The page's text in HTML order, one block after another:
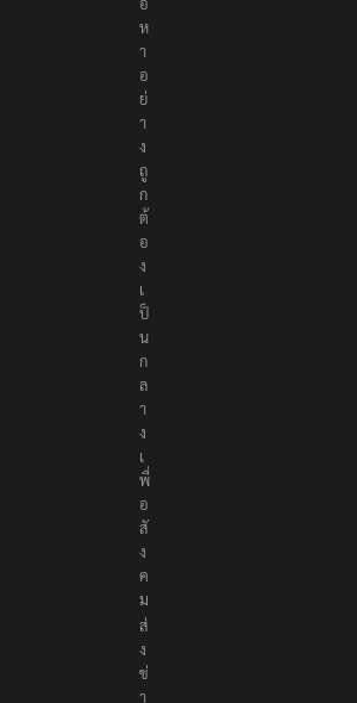
อ
ห
า
อ
ย่
า
ง
ถู
ก
ต้
อ
ง
เ
ป็
น
ก
ล
า
ง
เ
พื่
อ
สั
ง
ค
ม
ส่
ง
ข่